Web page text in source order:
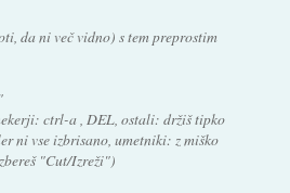
da ni več vidno) s tem preprostim
ctrl-a , DEL, ostali: držiš tipko
ni vse izbrisano, umetniki: z miško
"Cut/Izreži")